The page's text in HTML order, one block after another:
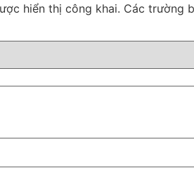
hiển thị công khai. Các trường